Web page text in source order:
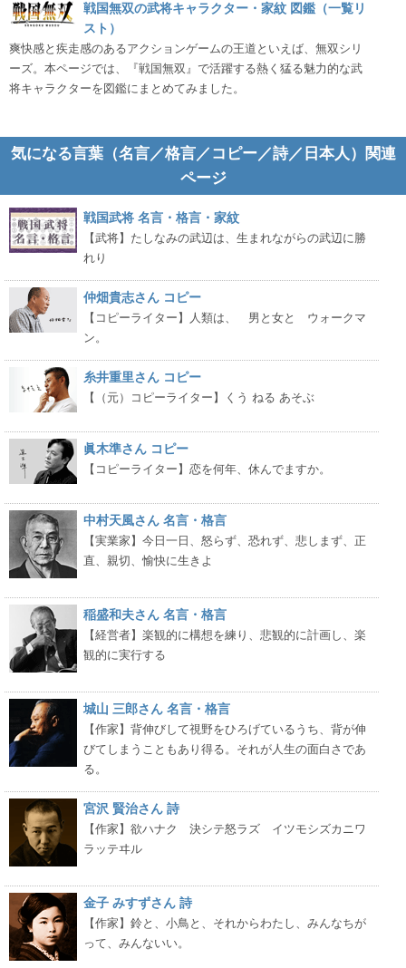
戦国無双の武将キャラクター・家紋 図鑑（一覧リ
スト）
爽快感と疾走感のあるアクションゲームの王道といえば、無双シリ
ーズ。本ページでは、『戦国無双』で活躍する熱く猛る魅力的な武
将キャラクターを図鑑にまとめてみました。
気になる言葉（名言／格言／コピー／詩／日本人）関連
ページ
戦国武将 名言・格言・家紋
【武将】たしなみの武辺は、生まれながらの武辺に勝
れり
仲畑貴志さん コピー
【コピーライター】人類は、 男と女と ウォークマ
ン。
糸井重里さん コピー
【（元）コピーライター】くう ねる あそぶ
眞木準さん コピー
【コピーライター】恋を何年、休んでますか。
中村天風さん 名言・格言
【実業家】今日一日、怒らず、恐れず、悲しまず、正
直、親切、愉快に生きよ
稲盛和夫さん 名言・格言
【経営者】楽観的に構想を練り、悲観的に計画し、楽
観的に実行する
城山 三郎さん 名言・格言
【作家】背伸びして視野をひろげているうち、背が伸
びてしまうこともあり得る。それが人生の面白さであ
る。
宮沢 賢治さん 詩
【作家】欲ハナク 決シテ怒ラズ イツモシズカニワ
ラッテヰル
金子 みすずさん 詩
【作家】鈴と、小鳥と、それからわたし、みんなちが
って、みんないい。